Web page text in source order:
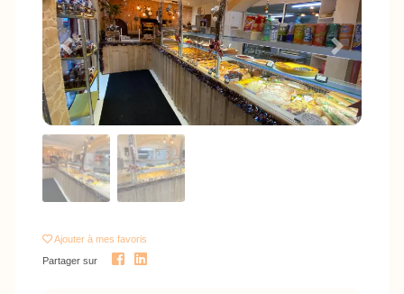
Previous Next
Ajouter à mes favoris
Partager sur